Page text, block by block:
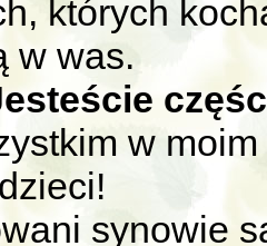
których
w was.
w
synowie